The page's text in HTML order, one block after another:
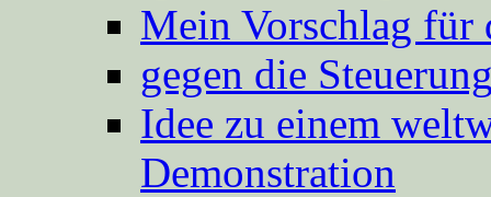
Mein Vorschlag für
gegen die
Idee zu einem
Demonstration